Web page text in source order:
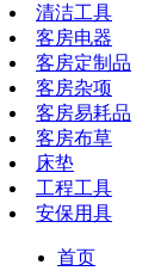
清洁工具
客房电器
客房定制品
客房杂项
客房易耗品
客房布草
床垫
工程工具
安保用具
首页